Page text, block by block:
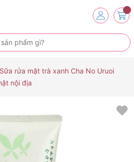
Sữa rửa mặt trà xanh Cha No Uruoi
nội địa